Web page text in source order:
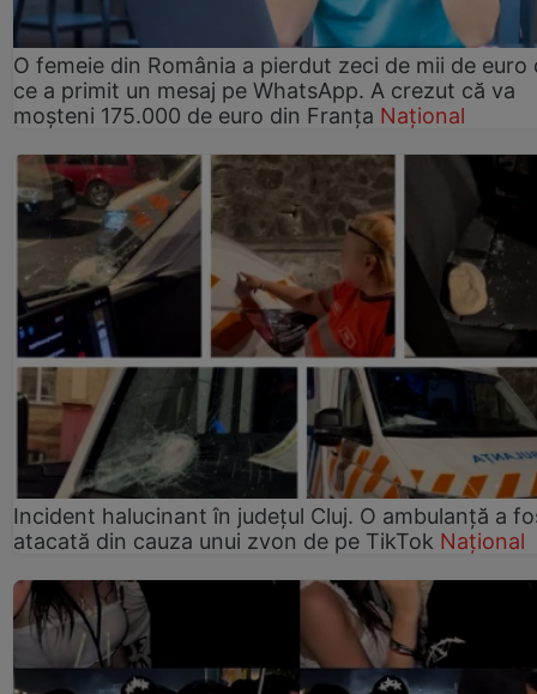
O femeie din România a pierdut zeci de mii de euro
ce a primit un mesaj pe WhatsApp. A crezut că va
moșteni 175.000 de euro din Franța Național
Incident halucinant în județul Cluj. O ambulanță a
atacată din cauza unui zvon de pe TikTok Național